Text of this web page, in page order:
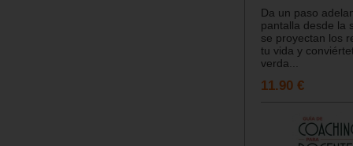
Da un paso
pantalla desde la
se proyectan los
tu vida y
verda...
11.90 €